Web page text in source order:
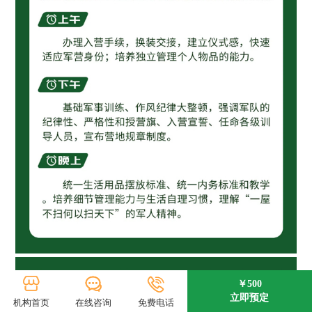
机构首页 在线咨询 免费电话
￥500
立即预定